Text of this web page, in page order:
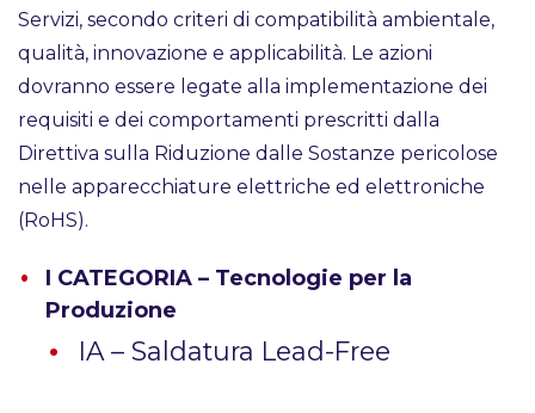
Servizi, secondo criteri di compatibilità ambientale,
qualità, innovazione e applicabilità. Le azioni
dovranno essere legate alla implementazione dei
requisiti e dei comportamenti prescritti dalla
Direttiva sulla Riduzione dalle Sostanze pericolose
nelle apparecchiature elettriche ed elettroniche
(RoHS).
I CATEGORIA – Tecnologie per la
Produzione
IA – Saldatura Lead-Free